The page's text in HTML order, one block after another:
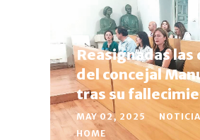
Reasignadas
del concejal
tras su
MAY 02, 2025
HOME